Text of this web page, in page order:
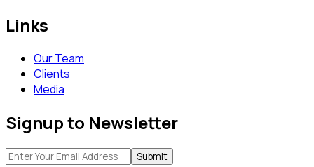
Links
Our Team
Clients
Media
Signup to Newsletter